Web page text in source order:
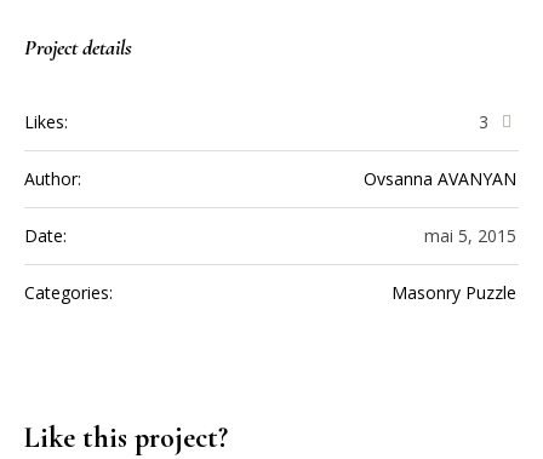
Project details
Likes: 3
Author: Ovsanna AVANYAN
Date: mai 5, 2015
Categories: Masonry Puzzle
Like this project?